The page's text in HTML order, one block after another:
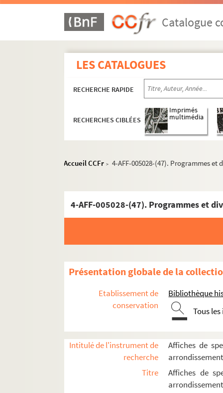
Catalogue
LES CATALOGUES
RECHERCHE RAPIDE
RECHERCHES CIBLÉES
Imprimés
multimédia
Accueil CCFr > 4-AFF-005028-(47). Programmes et
4-AFF-005028-(47). Programmes et
Présentation globale de la
Etablissement de
conservation
Bibliothèque
Tous
Intitulé de l'instrument de
recherche
Affiches de
Titre
Affiches de
Art et Action
Bal du Moulin Rouge
Chapiteau Romanès
La Cigale
Ciné 13 Théâtre. Ciné-Théâtre du
Cirque Médrano
Cour du Maroc
Dix-Huit Théâtre
L'Etoile du Nord
Ève
Le Grand Parquet
L'Hippodrome
Historial de Montmartre
Au Lapin agile
Lavoir moderne parisien
Manufacture des Abbesses
Moulin de la Chanson
Moulin de la Galette